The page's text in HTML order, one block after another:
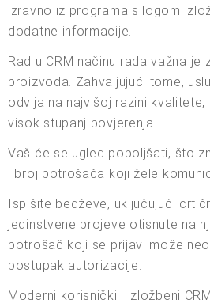
izravno iz programa s logom
dodatne informacije.
Rad u CRM načinu rada važna je
proizvoda. Zahvaljujući tome,
odvija na najvišoj razini kvalitete,
visok stupanj povjerenja.
Vaš će se ugled poboljšati, što
i broj potrošača koji žele
Ispišite bedževe, uključujući
jedinstvene brojeve otisnute na
potrošač koji se prijavi može
postupak autorizacije.
Moderni korisnički i izložbeni